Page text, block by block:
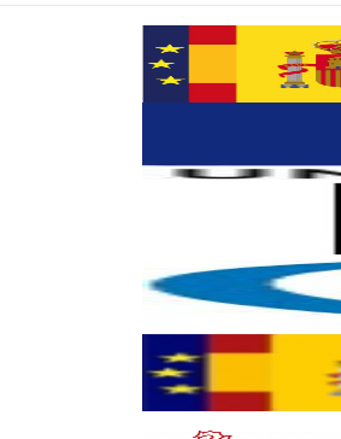
Eugenio Mallol.-En
"“Por la misma
Eugenio Mallol.-A mí
Javier Jiménez.-